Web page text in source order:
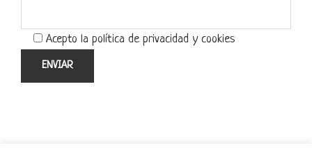
Acepto la política de privacidad y cookies